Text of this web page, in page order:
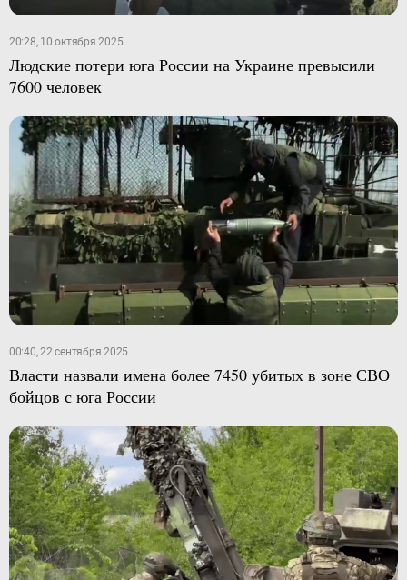
20:28, 10 октября 2025
Людские потери юга России на Украине превысили
7600 человек
00:40, 22 сентября 2025
Власти назвали имена более 7450 убитых в зоне СВО
бойцов с юга России